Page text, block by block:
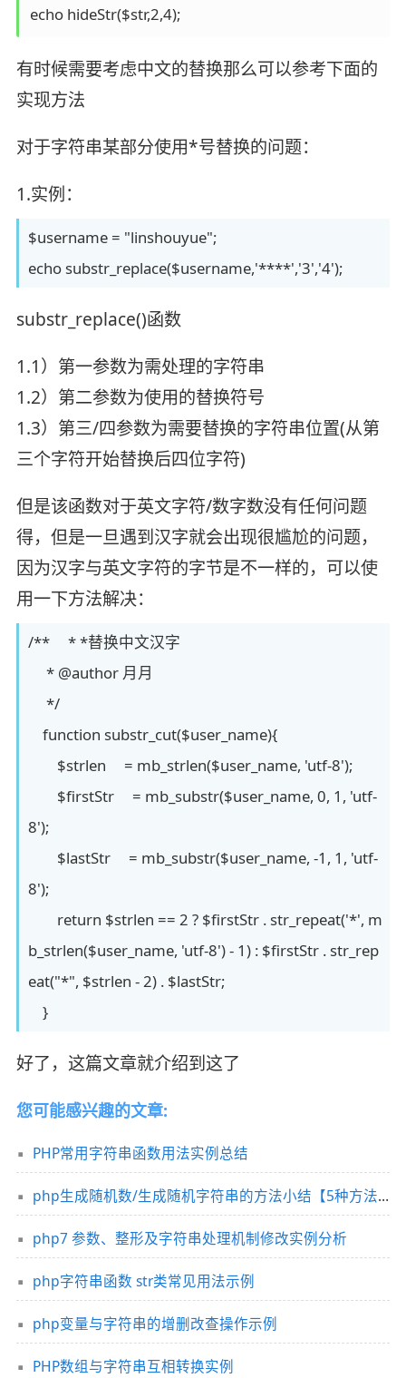
echo hideStr($str,2,4);
有时候需要考虑中文的替换那么可以参考下面的
实现方法
对于字符串某部分使用*号替换的问题：
1.实例：
$username = "linshouyue";
echo substr_replace($username,'****','3','4');
substr_replace()函数
1.1）第一参数为需处理的字符串
1.2）第二参数为使用的替换符号
1.3）第三/四参数为需要替换的字符串位置(从第
三个字符开始替换后四位字符)
但是该函数对于英文字符/数字数没有任何问题
得，但是一旦遇到汉字就会出现很尴尬的问题，
因为汉字与英文字符的字节是不一样的，可以使
用一下方法解决：
/** * *替换中文汉字
* @author 月月
*/
function substr_cut($user_name){
$strlen = mb_strlen($user_name, 'utf-8');
$firstStr = mb_substr($user_name, 0, 1, 'utf-
8');
$lastStr = mb_substr($user_name, -1, 1, 'utf-
8');
return $strlen == 2 ? $firstStr . str_repeat('*', m
b_strlen($user_name, 'utf-8') - 1) : $firstStr . str_rep
eat("*", $strlen - 2) . $lastStr;
}
好了，这篇文章就介绍到这了
您可能感兴趣的文章:
PHP常用字符串函数用法实例总结
php生成随机数/生成随机字符串的方法小结【5种方法】
php7 参数、整形及字符串处理机制修改实例分析
php字符串函数 str类常见用法示例
php变量与字符串的增删改查操作示例
PHP数组与字符串互相转换实例